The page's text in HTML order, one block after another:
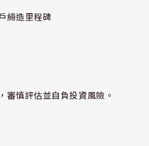
締造里程碑
審慎評估並自負投資風險。